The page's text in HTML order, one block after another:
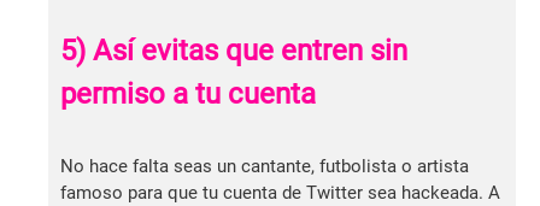
5) Así evitas que entren sin
permiso a tu cuenta
No hace falta seas un cantante, futbolista o artista
famoso para que tu cuenta de Twitter sea hackeada. A